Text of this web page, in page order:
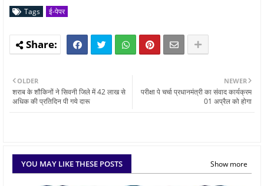
Tags ई-पेपर
NEWER
परीक्षा पे चर्चा प्रधानमंत्री का संवाद कार्यक्रम
01 अप्रैल को होगा
OLDER
शराब के शौकिनों ने सिवनी जिले में 42 लाख से
अधिक की प्रतिदिन पी गये दारू
YOU MAY LIKE THESE POSTS Show more